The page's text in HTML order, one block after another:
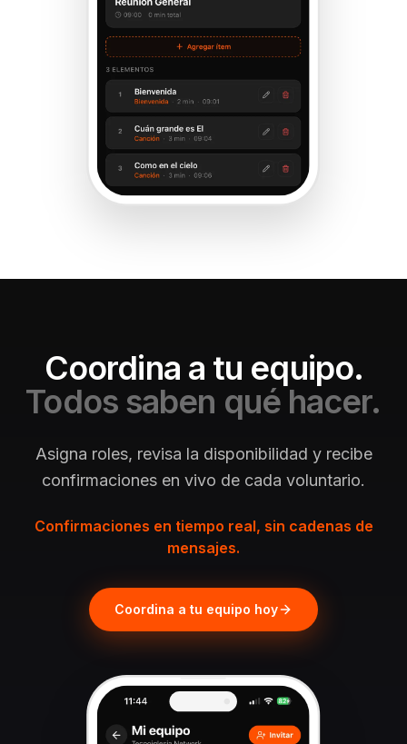
Coordina a tu equipo.
Todos saben qué hacer.
Asigna roles, revisa la disponibilidad y recibe
confirmaciones en vivo de cada voluntario.
Confirmaciones en tiempo real, sin cadenas de
mensajes.
Coordina a tu equipo hoy